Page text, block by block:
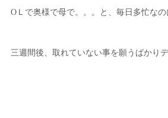
ОＬで奥様で母で。。。と、毎日多忙なの
三週間後、取れていない事を願うばかり